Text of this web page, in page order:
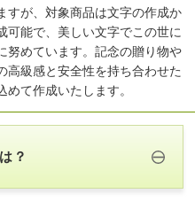
すが、対象商品は文字の作成か
可能で、美しい文字でこの世に
努めています。記念の贈り物や
高級感と安全性を持ち合わせた
て作成いたします。
？